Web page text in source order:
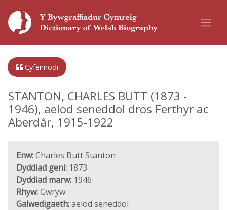
Cyfeirnodi
STANTON, CHARLES BUTT (1873 -
1946), aelod seneddol dros Ferthyr ac
Aberdâr, 1915-1922
Enw:Charles Butt Stanton
Dyddiad geni: 1873
Dyddiad marw: 1946
Rhyw:Gwryw
Galwedigaeth:aelod seneddol